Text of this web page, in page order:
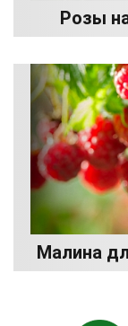
Розы
Малина